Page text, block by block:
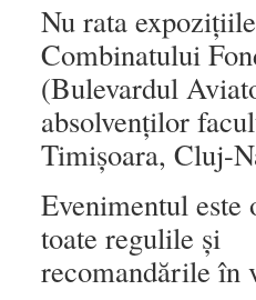
Nu rata
Combinatului
(Bulevardul
absolvenților
Timișoara, Cluj-
Evenimentul este
toate regulile și
recomandările în